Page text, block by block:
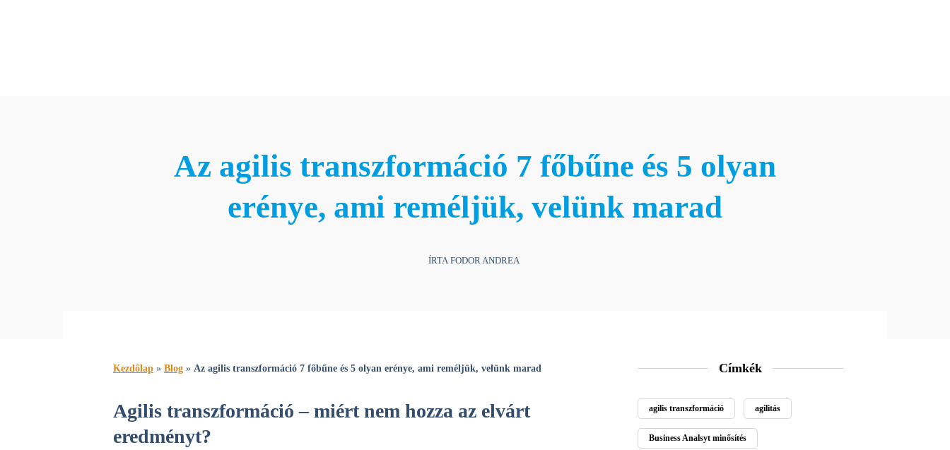
Az agilis transzformáció 7 főbűne és 5 olyan
erénye, ami reméljük, velünk marad
ÍRTA FODOR ANDREA
Kezdőlap » Blog » Az agilis transzformáció 7 főbűne és 5 olyan erénye, ami reméljük, velünk marad
Agilis transzformáció – miért nem hozza az elvárt
eredményt?
Címkék
agilis transzformáció agilitás
Business Analsyt minősítés